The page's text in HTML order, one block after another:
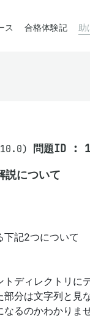
ス 合格体験記 助
問題ID :
説について
下記2つについて
トディレクトリに
分は文字列と見
るのかわかりませ